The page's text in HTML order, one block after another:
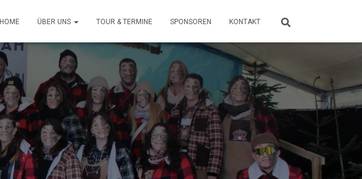
HOME ÜBER UNS TOUR & TERMINE SPONSOREN KONTAKT